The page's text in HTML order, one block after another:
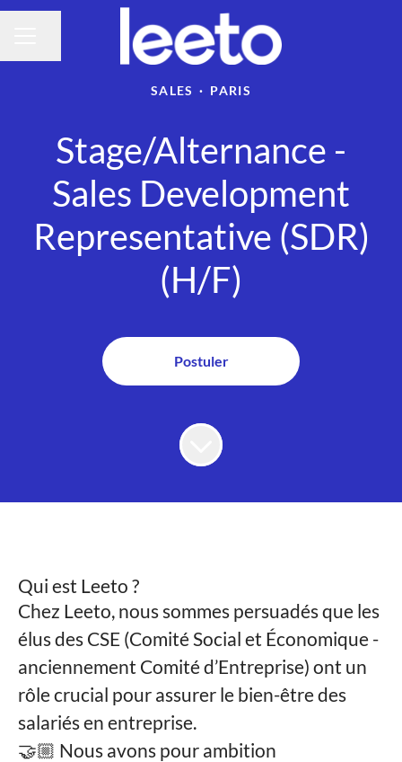
Partager la page
SALES · PARIS
Stage/Alternance -
Sales Development
Representative (SDR)
(H/F)
Postuler
Qui est Leeto ?
Chez Leeto, nous sommes persuadés que les
élus des CSE (Comité Social et Économique -
anciennement Comité d’Entreprise) ont un
rôle crucial pour assurer le bien-être des
salariés en entreprise.
🤝🏼 Nous avons pour ambition